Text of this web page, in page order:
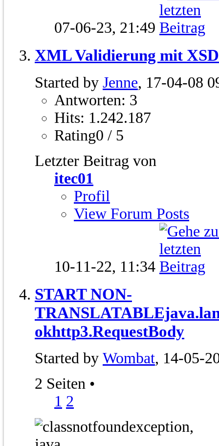
07-06-23, 21:49
XML Validierung mit
Started by Jenne, 17-04-08
Antworten: 3
Hits: 1.242.187
Rating0 / 5
Letzter Beitrag von
itec01
Profil
View Forum Posts
10-11-22, 11:34
START NON-
okhttp3.RequestBody
Started by Wombat, 14-05-
2 Seiten •
1 2